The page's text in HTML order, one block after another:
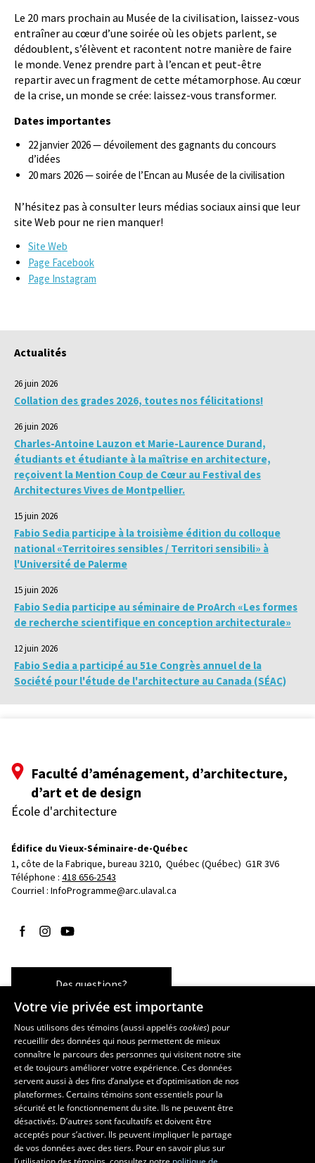
Le 20 mars prochain au Musée de la civilisation, laissez-vous
entraîner au cœur d’une soirée où les objets parlent, se
dédoublent, s’élèvent et racontent notre manière de faire
le monde. Venez prendre part à l’encan et peut-être
repartir avec un fragment de cette métamorphose. Au cœur
de la crise, un monde se crée: laissez-vous transformer.
Dates importantes
22 janvier 2026 — dévoilement des gagnants du concours
d’idées
20 mars 2026 — soirée de l’Encan au Musée de la civilisation
N’hésitez pas à consulter leurs médias sociaux ainsi que leur
site Web pour ne rien manquer!
Site Web
Page Facebook
Page Instagram
Actualités
26 juin 2026
Collation des grades 2026, toutes nos félicitations!
26 juin 2026
Charles-Antoine Lauzon et Marie-Laurence Durand,
étudiants et étudiante à la maîtrise en architecture,
reçoivent la Mention Coup de Cœur au Festival des
Architectures Vives de Montpellier.
15 juin 2026
Fabio Sedia participe à la troisième édition du colloque
national «Territoires sensibles / Territori sensibili» à
l'Université de Palerme
15 juin 2026
Fabio Sedia participe au séminaire de ProArch «Les formes
de recherche scientifique en conception architecturale»
12 juin 2026
Fabio Sedia a participé au 51e Congrès annuel de la
Société pour l'étude de l'architecture au Canada (SÉAC)
Faculté d’aménagement, d’architecture,
d’art et de design
École d'architecture
Édifice du Vieux-Séminaire-de-Québec
1, côte de la Fabrique, bureau 3210, Québec (Québec)  G1R 3V6
Téléphone : 418 656-2543
Courriel : InfoProgramme@arc.ulaval.ca
Suivez-nous sur Facebook
Suivez-nous sur Instagram
Suivez-nous sur YouTube
Des questions?
Les écoles et la recherche
École d’art
École supérieure d’aménagement du territoire et de développement
régional
École de design
Centre de recherche en aménagement et développement
Votre vie privée est importante
Nous utilisons des témoins (aussi appeléscookies) pour
recueillir des données qui nous permettent de mieux
connaître le parcours des personnes qui visitent notre site
et de toujours améliorer votre expérience. Ces données
servent aussi à des fins d’analyse et d’optimisation de nos
plateformes. Certains témoins sont essentiels pour la
sécurité et le fonctionnement du site. Ils ne peuvent être
désactivés. D’autres sont facultatifs et doivent être
acceptés pour s’activer. Ils peuvent impliquer le partage
de vos données avec des tiers. Pour en savoir plus sur